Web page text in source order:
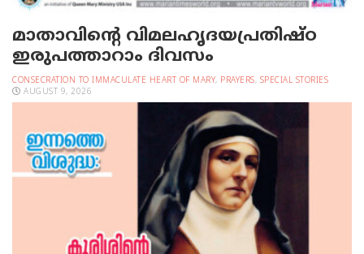
മാതാവിന്റെ വിമലഹൃദയപ്രതിഷ്ഠ
ഇരുപത്താറാം ദിവസം
CONSECRATION TO IMMACULATE HEART OF MARY, PRAYERS, SPECIAL STORIES
AUGUST 9, 2026